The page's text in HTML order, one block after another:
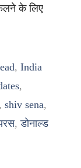
के लिए
, India
,
, shiv sena,
,डोनाल्ड